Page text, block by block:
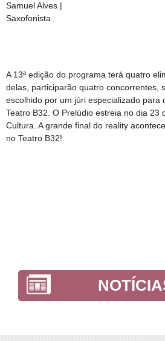
Samuel Alves |
Saxofonista
A 13ª edição do programa terá quatro
delas, participarão quatro concorrentes,
escolhido por um júri especializado para
Teatro B32. O Prelúdio estreia no dia 23
Cultura. A grande final do reality
no Teatro B32!